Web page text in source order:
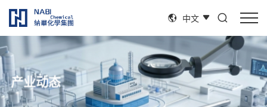
中文
产业动态